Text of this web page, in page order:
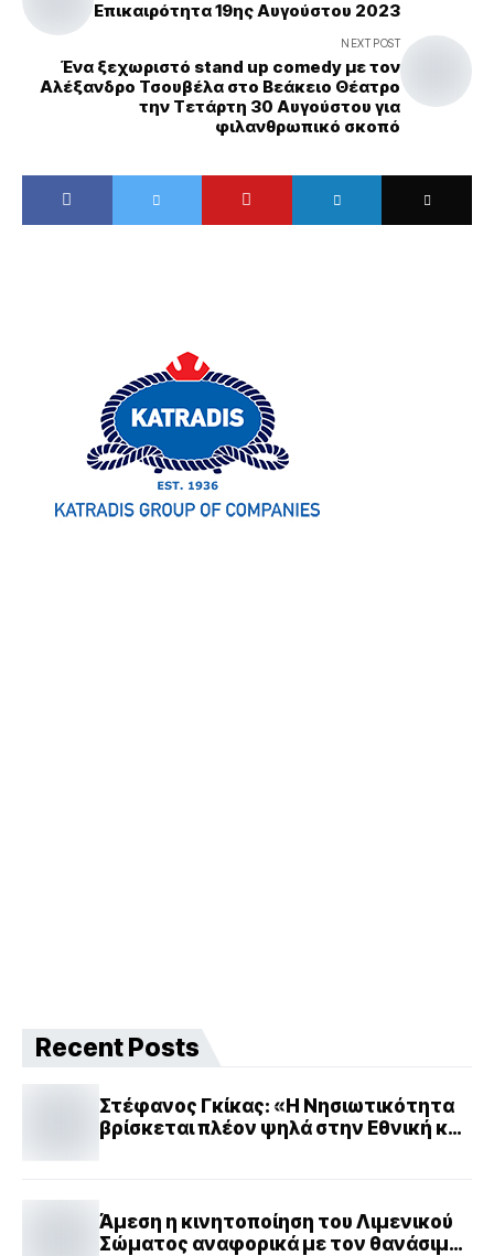
Επικαιρότητα 19ης Αυγούστου 2023
NEXT POST
Ένα ξεχωριστό stand up comedy με τον
Αλέξανδρο Τσουβέλα στο Βεάκειο Θέατρο
την Τετάρτη 30 Αυγούστου για
φιλανθρωπικό σκοπό
Recent Posts
Στέφανος Γκίκας: «Η Νησιωτικότητα
βρίσκεται πλέον ψηλά στην Εθνική και
Άμεση η κινητοποίηση του Λιμενικού
Σώματος αναφορικά με τον θανάσιμο